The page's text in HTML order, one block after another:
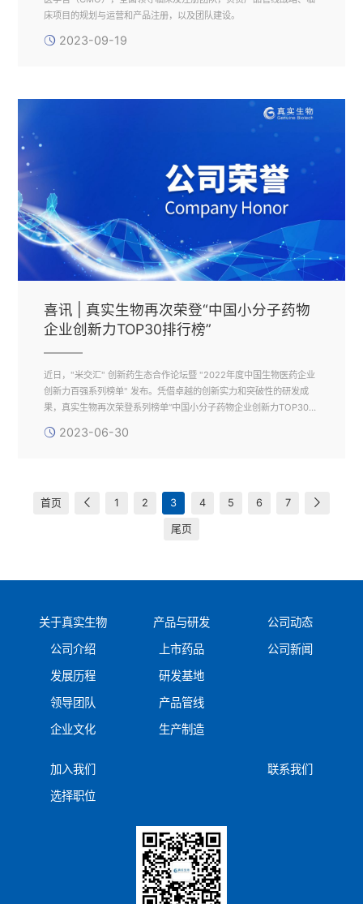
床项目的规划与运营和产品注册，以及团队建设。
2023-09-19
喜讯 | 真实生物再次荣登“中国小分子药物
企业创新力TOP30排行榜”
近日，"米交汇" 创新药生态合作论坛暨 "2022年度中国生物医药企业
创新力百强系列榜单" 发布。凭借卓越的创新实力和突破性的研发成
果，真实生物再次荣登系列榜单“中国小分子药物企业创新力TOP30排
2023-06-30
首页 1 2 3 4 5 6 7
尾页
关于真实生物
公司介绍
发展历程
领导团队
企业文化
产品与研发
上市药品
研发基地
产品管线
生产制造
公司动态
公司新闻
加入我们
选择职位
联系我们